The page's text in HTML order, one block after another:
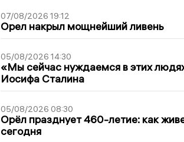
07/08/2026 19:12
Орел накрыл мощнейший ливень
05/08/2026 14:30
«Мы сейчас нуждаемся в этих
Иосифа Сталина
05/08/2026 08:30
Орёл празднует 460-летие: как
сегодня